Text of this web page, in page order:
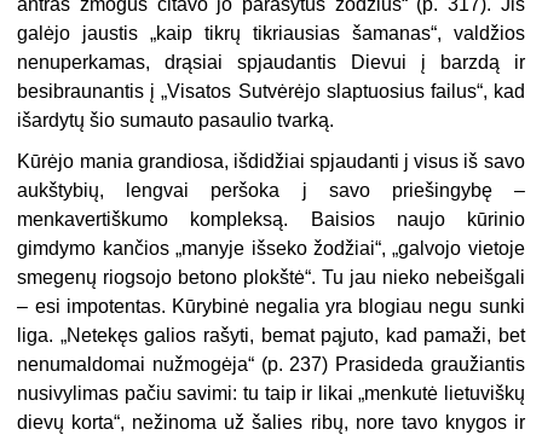
antras žmogus citavo jo parašytus žodžius“ (p. 317). Jis
galėjo jaustis „kaip tikrų tikriausias šamanas“, valdžios
nenuperkamas, drąsiai spjaudantis Dievui į barzdą ir
besibraunantis į „Visatos Sutvėrėjo slaptuosius failus“, kad
išardytų šio sumauto pasaulio tvarką.
Kūrėjo mania grandiosa, išdidžiai spjaudanti j visus iš savo
aukštybių, lengvai peršoka j savo priešingybę –
menkavertiškumo kompleksą. Baisios naujo kūrinio
gimdymo kančios „manyje išseko žodžiai“, „galvojo vietoje
smegenų riogsojo betono plokštė“. Tu jau nieko nebeišgali
– esi impotentas. Kūrybinė negalia yra blogiau negu sunki
liga. „Netekęs galios rašyti, bemat pąjuto, kad pamaži, bet
nenumaldomai nužmogėja“ (p. 237) Prasideda graužiantis
nusivylimas pačiu savimi: tu taip ir likai „menkutė lietuviškų
dievų korta“, nežinoma už šalies ribų, nore tavo knygos ir